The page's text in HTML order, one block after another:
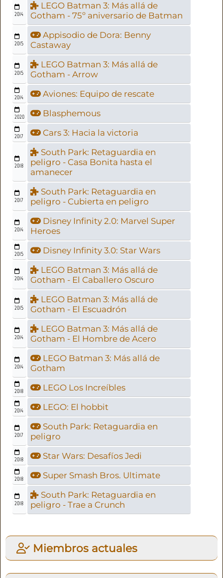
2014
LEGO Batman 3: Más allá de
Gotham - 75º aniversario de Batman
2015
Appisodio de Dora: Benny
Castaway
2015
LEGO Batman 3: Más allá de
Gotham - Arrow
2014 Aviones: Equipo de rescate
2020 Blasphemous
2017 Cars 3: Hacia la victoria
2018
South Park: Retaguardia en
peligro - Casa Bonita hasta el
amanecer
2017
South Park: Retaguardia en
peligro - Cubierta en peligro
2014
Disney Infinity 2.0: Marvel Super
Heroes
2015 Disney Infinity 3.0: Star Wars
2014
LEGO Batman 3: Más allá de
Gotham - El Caballero Oscuro
2015
LEGO Batman 3: Más allá de
Gotham - El Escuadrón
2014
LEGO Batman 3: Más allá de
Gotham - El Hombre de Acero
2014
LEGO Batman 3: Más allá de
Gotham
2018 LEGO Los Increíbles
2014 LEGO: El hobbit
2017
South Park: Retaguardia en
peligro
2018 Star Wars: Desafíos Jedi
2018 Super Smash Bros. Ultimate
2018
South Park: Retaguardia en
peligro - Trae a Crunch
Miembros actuales